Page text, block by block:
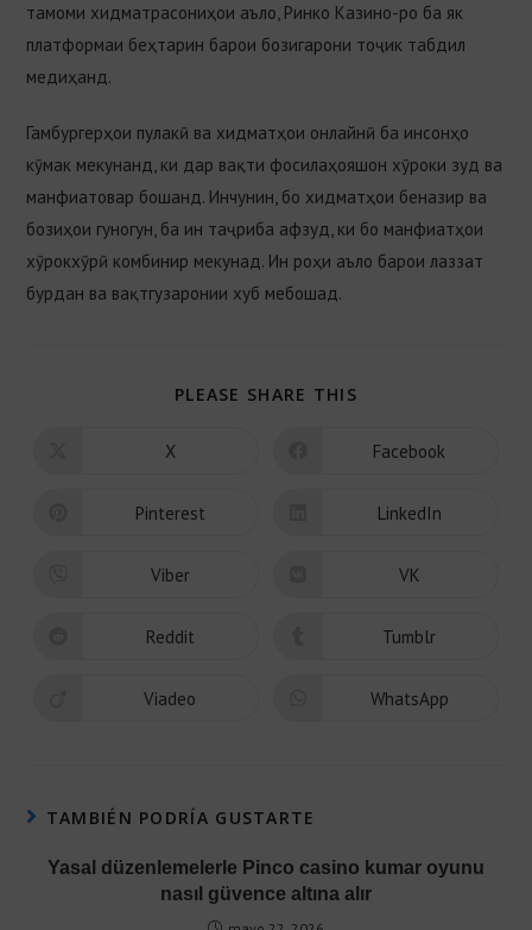
тамоми хидматрасониҳои аъло, Pинко Казино-ро ба як
платформаи беҳтарин барои бозигарони тоҷик табдил
медиҳанд.
Гамбургерҳои пулакӣ ва хидматҳои онлайнӣ ба инсонҳо
кӯмак мекунанд, ки дар вақти фосилаҳояшон хӯроки зуд ва
манфиатовар бошанд. Инчунин, бо хидматҳои беназир ва
бозиҳои гуногун, ба ин таҷриба афзуд, ки бо манфиатҳои
хӯрокхӯрӣ комбинир мекунад. Ин роҳи аъло барои лаззат
бурдан ва вақтгузаронии хуб мебошад.
PLEASE SHARE THIS
X Facebook
Pinterest LinkedIn
Viber VK
Reddit Tumblr
Viadeo WhatsApp
TAMBIÉN PODRÍA GUSTARTE
Yasal düzenlemelerle Pinco casino kumar oyunu
nasıl güvence altına alır